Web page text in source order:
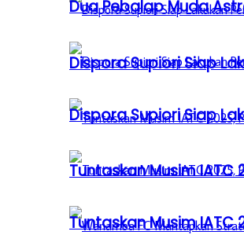
Dispora Supiori Siap
Tuntaskan Musim
Dua Pebalap Muda
Dispora Supiori Siap
Tuntaskan Musim